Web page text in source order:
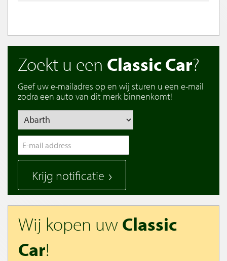
Zoekt u een Classic Car?
Geef uw e-mailadres op en wij sturen u een e-mail
zodra een auto van dit merk binnenkomt!
Krijg notificatie
Wij kopen uwClassic
Car!